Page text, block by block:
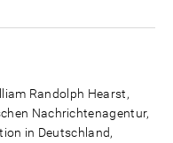
Randolph Hearst,
Nachrichtenagentur,
in Deutschland,